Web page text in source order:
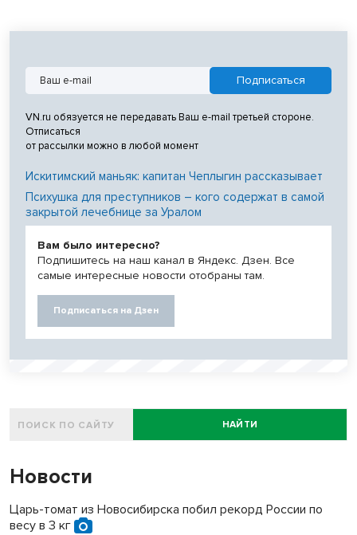
VN.ru обязуется не передавать Ваш e-mail третьей стороне.
Отписаться
от рассылки можно в любой момент
Искитимский маньяк: капитан Чеплыгин рассказывает
Психушка для преступников – кого содержат в самой
закрытой лечебнице за Уралом
Вам было интересно?
Подпишитесь на наш канал в Яндекс. Дзен. Все
самые интересные новости отобраны там.
Подписаться на Дзен
НАЙТИ
Новости
Царь-томат из Новосибирска побил рекорд России по
весу в 3 кг